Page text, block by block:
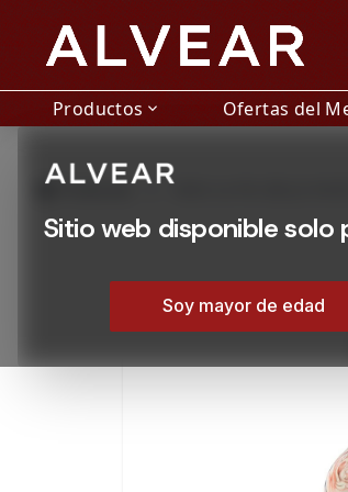
Productos expand_more Ofertas del
Sitio web disponible solo
Soy mayor de edad
grid_view Productos VINO LA PIU BELLE